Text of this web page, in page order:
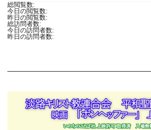
総閲覧数:
今日の閲覧数:
昨日の閲覧数:
総訪問者数:
今日の訪問者数:
昨日の訪問者数: